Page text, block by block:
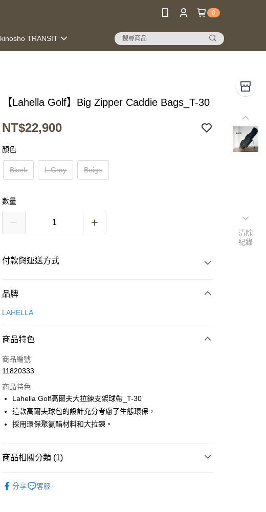
0
kinosho TRANSIT
【Lahella Golf】Big Zipper Caddie Bags_T-30
NT$22,900
顏色
Black L.Gray Beige
數量
付款與運送方式
付款方式
信用卡一次付款
Apple Pay
街口支付
悠遊付
全盈+PAY
品牌
LAHELLA
商品特色
商品編號
11820333
商品特色
Lahella Golf高爾夫大拉鍊支架球帶_T-30
這款高爾夫球包的設計充分考慮了生態環保，
採用環保聚氨酯材料和大拉鍊。
商品相關分類 (1)
分享
客服
清除
紀錄